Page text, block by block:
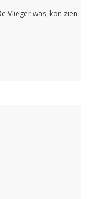
Vlieger was, kon zien